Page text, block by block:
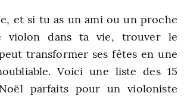
et si tu as un ami ou un proche
violon dans ta vie, trouver le
transformer ses fêtes en une
Voici une liste des 15
parfaits pour un violoniste